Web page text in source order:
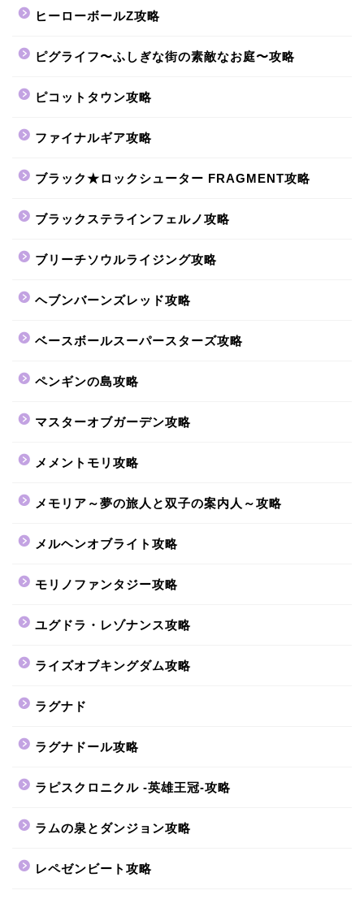
ヒーローボールZ攻略
ピグライフ〜ふしぎな街の素敵なお庭〜攻略
ピコットタウン攻略
ファイナルギア攻略
ブラック★ロックシューター FRAGMENT攻略
ブラックステラインフェルノ攻略
ブリーチソウルライジング攻略
ヘブンバーンズレッド攻略
ベースボールスーパースターズ攻略
ペンギンの島攻略
マスターオブガーデン攻略
メメントモリ攻略
メモリア～夢の旅人と双子の案内人～攻略
メルヘンオブライト攻略
モリノファンタジー攻略
ユグドラ・レゾナンス攻略
ライズオブキングダム攻略
ラグナド
ラグナドール攻略
ラピスクロニクル -英雄王冠-攻略
ラムの泉とダンジョン攻略
レペゼンビート攻略